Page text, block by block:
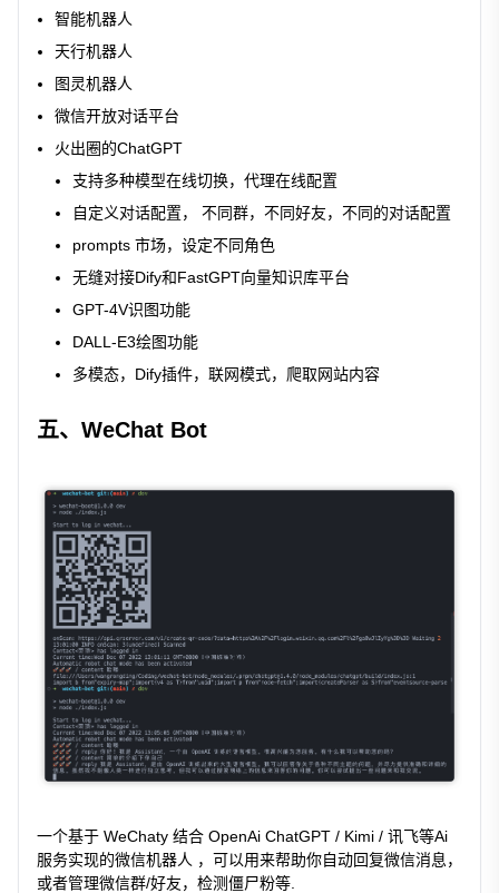
智能机器人
天行机器人
图灵机器人
微信开放对话平台
火出圈的ChatGPT
支持多种模型在线切换，代理在线配置
自定义对话配置， 不同群，不同好友，不同的对话配置
prompts 市场，设定不同角色
无缝对接Dify和FastGPT向量知识库平台
GPT-4V识图功能
DALL-E3绘图功能
多模态，Dify插件，联网模式，爬取网站内容
五、WeChat Bot
一个基于 WeChaty 结合 OpenAi ChatGPT / Kimi / 讯飞等Ai
服务实现的微信机器人 ，可以用来帮助你自动回复微信消息，
或者管理微信群/好友，检测僵尸粉等.